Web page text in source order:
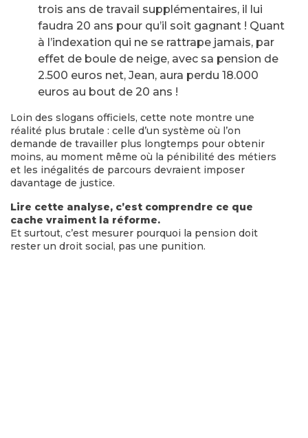
trois ans de travail supplémentaires, il lui
faudra 20 ans pour qu’il soit gagnant ! Quant
à l’indexation qui ne se rattrape jamais, par
effet de boule de neige, avec sa pension de
2.500 euros net, Jean, aura perdu 18.000
euros au bout de 20 ans !
Loin des slogans officiels, cette note montre une
réalité plus brutale : celle d’un système où l’on
demande de travailler plus longtemps pour obtenir
moins, au moment même où la pénibilité des métiers
et les inégalités de parcours devraient imposer
davantage de justice.
Lire cette analyse, c’est comprendre ce que
cache vraiment la réforme.
Et surtout, c’est mesurer pourquoi la pension doit
rester un droit social, pas une punition.